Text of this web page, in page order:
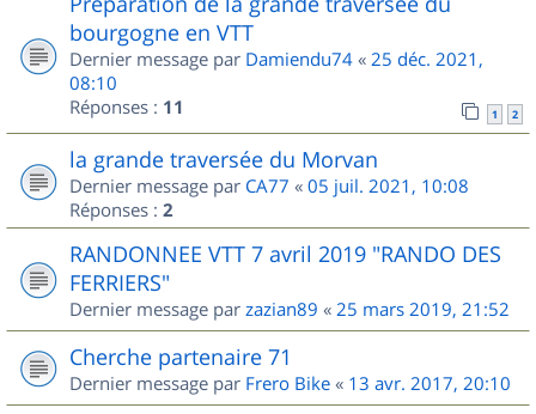
bourgogne en VTT
Dernier message par Damiendu74 « 25 déc. 2021,
08:10
Réponses : 11 1 2
la grande traversée du Morvan
Dernier message par CA77 « 05 juil. 2021, 10:08
Réponses : 2
RANDONNEE VTT 7 avril 2019 "RANDO DES
FERRIERS"
Dernier message par zazian89 « 25 mars 2019, 21:52
Cherche partenaire 71
Dernier message par Frero Bike « 13 avr. 2017, 20:10